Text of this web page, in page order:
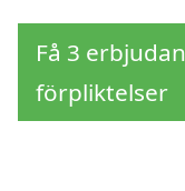
Få 3
förpliktelser